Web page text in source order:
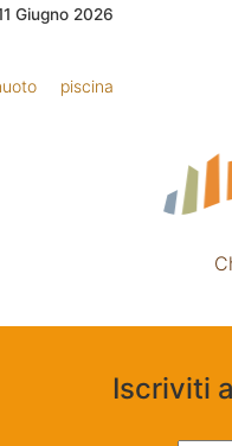
Giugno 2026
piscina
Iscriviti